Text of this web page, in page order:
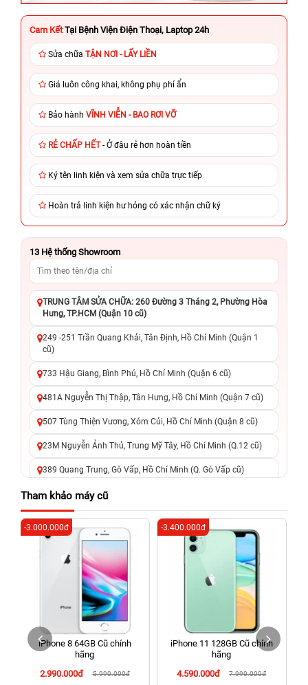
Cam Kết Tại Bệnh Viện Điện Thoại, Laptop 24h
Sửa chữa TẬN NƠI - LẤY LIỀN
Giá luôn công khai, không phụ phí ẩn
Bảo hành VĨNH VIỄN - BAO RƠI VỠ
RẺ CHẤP HẾT- Ở đâu rẻ hơn hoàn tiền
Ký tên linh kiện và xem sửa chữa trực tiếp
Hoàn trả linh kiện hư hỏng có xác nhận chữ ký
13 Hệ thống Showroom
TRUNG TÂM SỬA CHỮA: 260 Đường 3 Tháng 2, Phường Hòa
Hưng, TP.HCM (Quận 10 cũ)
249 -251 Trần Quang Khải, Tân Định, Hồ Chí Minh (Quận 1
cũ)
733 Hậu Giang, Bình Phú, Hồ Chí Minh (Quận 6 cũ)
481A Nguyễn Thị Thập, Tân Hưng, Hồ Chí Minh (Quận 7 cũ)
507 Tùng Thiện Vương, Xóm Củi, Hồ Chí Minh (Quận 8 cũ)
23M Nguyễn Ảnh Thủ, Trung Mỹ Tây, Hồ Chí Minh (Q.12 cũ)
389 Quang Trung, Gò Vấp, Hồ Chí Minh (Q. Gò Vấp cũ)
625 - 625A Âu Cơ, Tân Phú, Hồ Chí Minh (Quận Tân Phú cũ)
326 Lê Văn Việt, Tăng Nhơn Phú, Hồ Chí Minh (Q.9 TP. Thủ
Đức cũ)
256 Võ Văn Ngân, Thủ Đức, Hồ Chí Minh (Bình Thọ, TP. Thủ
Đức Cũ)
70 Nguyễn An Ninh, Dĩ An, Hồ Chí Minh (Bình Dương Cũ)
24h Vũng Tàu: 162A Ba Cu, Vũng Tàu, Hồ Chí Minh (TP. Vũng
Tàu cũ)
198 Hoàng Văn Thụ, Tân Sơn Nhất, Hồ Chí Minh (Tân Bình
Tham khảo máy cũ
iPhone 8 64GB Cũ chính
hãng
2.990.000đ
5.990.000đ
-3.000.000đ
iPhone 11 128GB Cũ chính
hãng
4.590.000đ
7.990.000đ
-3.400.000đ